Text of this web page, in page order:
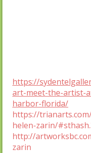
https://
art-meet-the-artist-
harbor-florida/
https://
helen-zarin/
http://
zarin